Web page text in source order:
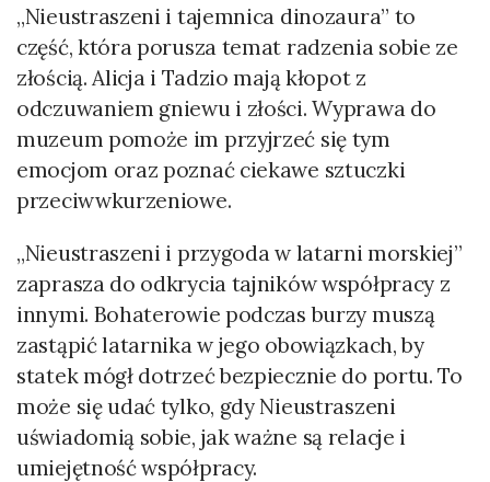
„Nieustraszeni i tajemnica dinozaura” to
część, która porusza temat radzenia sobie ze
złością. Alicja i Tadzio mają kłopot z
odczuwaniem gniewu i złości. Wyprawa do
muzeum pomoże im przyjrzeć się tym
emocjom oraz poznać ciekawe sztuczki
przeciwwkurzeniowe.
„Nieustraszeni i przygoda w latarni morskiej”
zaprasza do odkrycia tajników współpracy z
innymi. Bohaterowie podczas burzy muszą
zastąpić latarnika w jego obowiązkach, by
statek mógł dotrzeć bezpiecznie do portu. To
może się udać tylko, gdy Nieustraszeni
uświadomią sobie, jak ważne są relacje i
umiejętność współpracy.